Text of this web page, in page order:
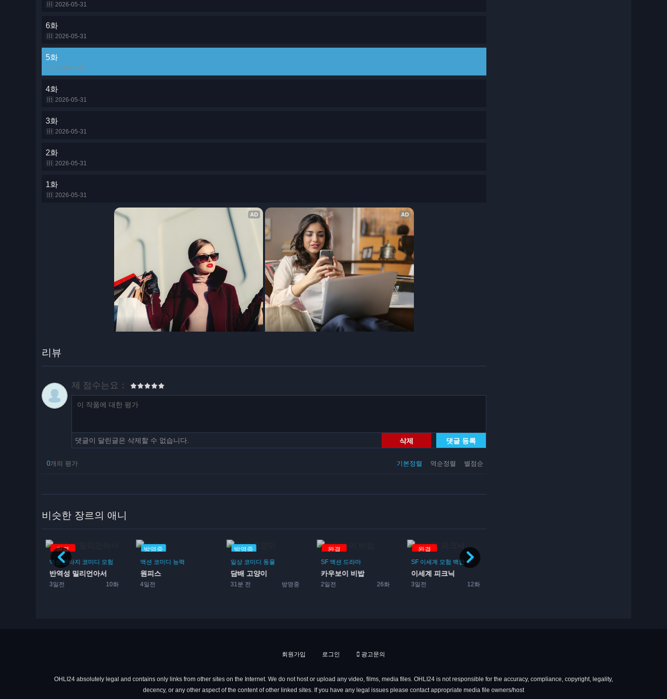
2026-05-31
6화
2026-05-31
5화
2026-05-31
4화
2026-05-31
3화
2026-05-31
2화
2026-05-31
1화
2026-05-31
리뷰
제 점수는요：
삭제 댓글 등록
댓글이 달린글은 삭제할 수 없습니다.
기본정렬 역순정렬 별점순
0개의 평가
비슷한 장르의 애니
방영중
액션 코미디 능력
원피스
4일전
방영중
일상 코미디 동물
담배 고양이
31분 전
완결
SF 액션 드라마
카우보이 비밥
2일전 26화
완결
SF 이세계 모험
이세계 피크닉
3일전 12화
완결
코미디 일상 학원
여자 고등학생
3일전 12화
회원가입 로그인 광고문의
OHLI24 absolutely legal and contains only links from other sites on the Internet. We do not host or upload any video, films, media files. OHLI24 is not responsible for the accuracy, compliance, copyright, legality,
decency, or any other aspect of the content of other linked sites. If you have any legal issues please contact appropriate media file owners/host